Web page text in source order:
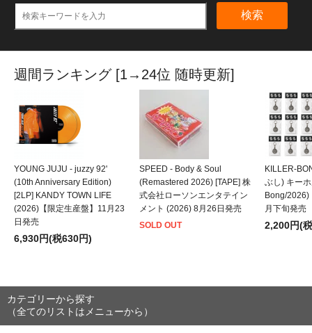
検索
週間ランキング [1→24位 随時更新]
YOUNG JUJU - juzzy 92'
(10th Anniversary Edition)
[2LP] KANDY TOWN LIFE
(2026)【限定生産盤】11月23
日発売
6,930円(税630円)
SPEED - Body & Soul
(Remastered 2026) [TAPE] 株
式会社ローソンエンタテイン
メント (2026) 8月26日発売
SOLD OUT
KILLER-
ぶし) キー
Bong/2026)
月下旬発売
2,200円(
カテゴリーから探す
（全てのリストはメニューから）